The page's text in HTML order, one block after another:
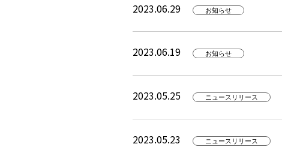
2023.06.29 お知らせ
2023.06.19 お知らせ
2023.05.25 ニュースリリース
2023.05.23 ニュースリリース